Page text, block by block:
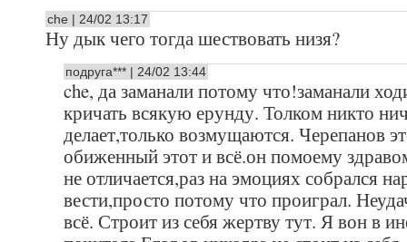
che | 24/02 13:17
Ну дык чего тогда шествовать низя?
подруга*** | 24/02 13:44
che, да заманали потому что!заманали
кричать всякую ерунду. Толком никто
делает,только возмущаются. Черепанов
обиженный этот и всё.он помоему
не отличается,раз на эмоциях собрался
вести,просто потому что проиграл.
всё. Строит из себя жертву тут. Я вон в